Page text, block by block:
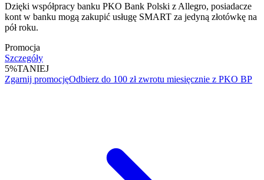
Dzięki współpracy banku PKO Bank Polski z Allegro, posiadacze
kont w banku mogą zakupić usługę SMART za jedyną złotówkę na
pół roku.
Promocja
Szczegóły
5%TANIEJ
Zgarnij promocjęOdbierz do 100 zł zwrotu miesięcznie z PKO BP